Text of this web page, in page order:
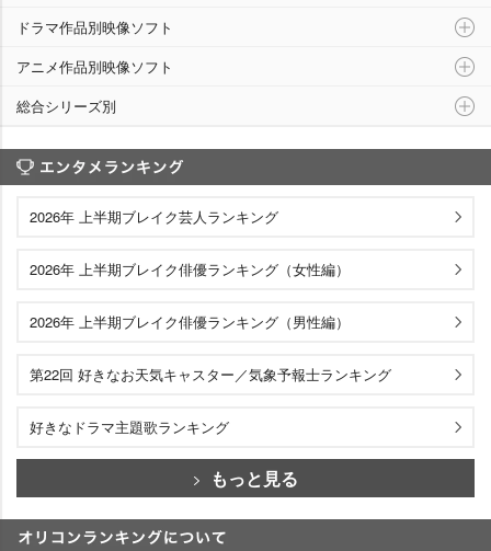
ドラマ作品別映像ソフト
アニメ作品別映像ソフト
総合シリーズ別
2026年 上半期ブレイク芸人ランキング
2026年 上半期ブレイク俳優ランキング（女性編）
2026年 上半期ブレイク俳優ランキング（男性編）
第22回 好きなお天気キャスター／気象予報士ランキング
好きなドラマ主題歌ランキング
もっと見る